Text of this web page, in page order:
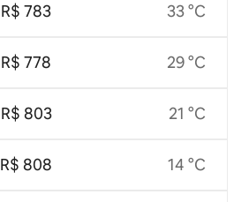
R$ 783
R$ 778
R$ 803
R$ 808
33 °C
29 °C
21 °C
14 °C